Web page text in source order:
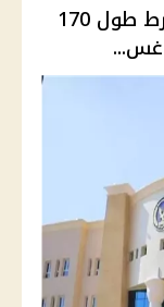
التقديم لكلية الشرطة 2026.. شرط طول 170